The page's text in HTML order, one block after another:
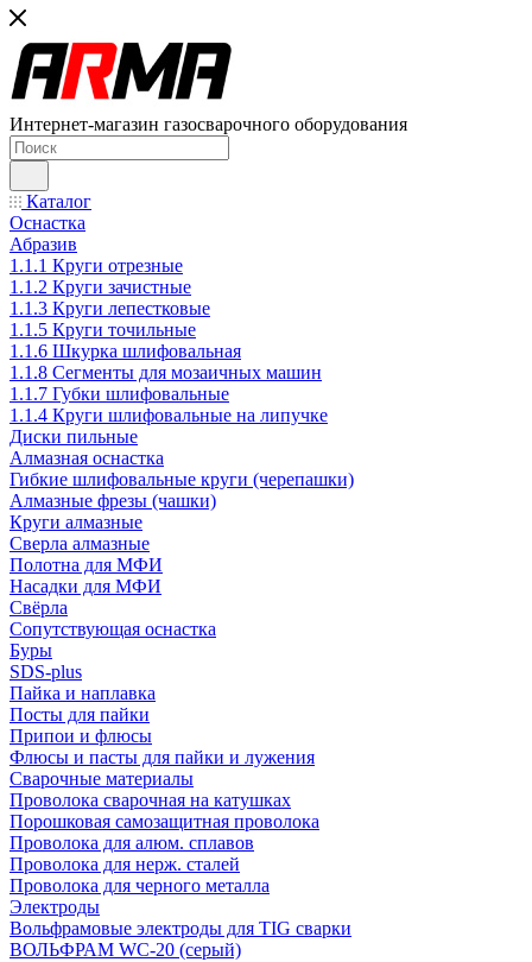
Интернет-магазин газосварочного оборудования
Каталог
Оснастка
Абразив
1.1.1 Круги отрезные
1.1.2 Круги зачистные
1.1.3 Круги лепестковые
1.1.5 Круги точильные
1.1.6 Шкурка шлифовальная
1.1.8 Сегменты для мозаичных машин
1.1.7 Губки шлифовальные
1.1.4 Круги шлифовальные на липучке
Диски пильные
Алмазная оснастка
Гибкие шлифовальные круги (черепашки)
Алмазные фрезы (чашки)
Круги алмазные
Сверла алмазные
Полотна для МФИ
Насадки для МФИ
Свёрла
Сопутствующая оснастка
Буры
SDS-plus
Пайка и наплавка
Посты для пайки
Припои и флюсы
Флюсы и пасты для пайки и лужения
Сварочные материалы
Проволока сварочная на катушках
Порошковая самозащитная проволока
Проволока для алюм. сплавов
Проволока для нерж. сталей
Проволока для черного металла
Электроды
Вольфрамовые электроды для TIG сварки
ВОЛЬФРАМ WC-20 (серый)